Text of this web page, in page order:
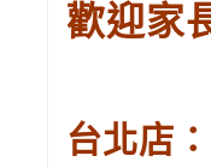
歡迎家
台北店